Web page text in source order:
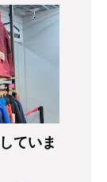
ていま